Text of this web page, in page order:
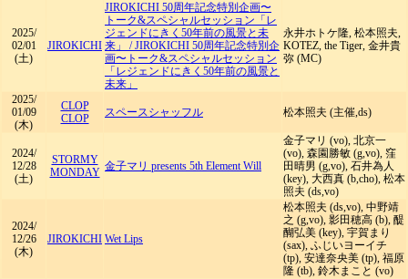
2025/
02/01
(土)
JIROKICHI
JIROKICHI 50周年記念特別企画〜
トーク&スペシャルセッション「レ
ジェンドにきく50年前の風景と未
来」
/JIROKICHI 50周年記念特別企
画〜トーク&スペシャルセッション
「レジェンドにきく50年前の風景と
未来」
永井ホトケ隆, 松本照夫,
KOTEZ, the Tiger, 金井貴
弥 (MC)
2025/
01/09
(木)
CLOP
CLOP
スペースシャッフル 松本照夫 (主催,ds)
2024/
12/28
(土)
STORMY
MONDAY 金子マリ presents 5th Element Will
金子マリ (vo), 北京一
(vo), 森園勝敏 (g,vo), 窪
田晴男 (g,vo), 石井為人
(key), 大西真 (b,cho), 松本
照夫 (ds,vo)
2024/
12/26
(木)
JIROKICHI Wet Lips
松本照夫 (ds,vo), 中野靖
之 (g,vo), 影田穂高 (b), 醍
醐弘美 (key), 宇賀まり
(sax), ふじいヨーイチ
(tp), 安達奈央美 (tp), 福原
隆 (tb), 鈴木まこと (vo)